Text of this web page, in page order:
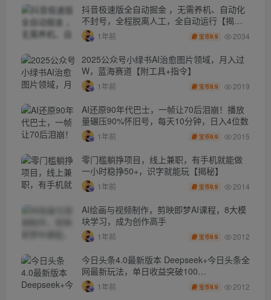
抖音极速版全自动掘金 ，无需养机、自动化
不封号，全程脱离人工，全自动运行【揭
秘】 1年前 宝币9.9 2034
2025公众号小绿书AI治愈图片领域，月入过
W，蓝海赛道【附工具+指令】
1年前 宝币9.9 2019
AI还原90年代巴士，一帧让70后泪崩！播放
量碾压90%怀旧号，每天10分钟，日入4位数
1年前 宝币9.9 2015
零门槛躺挣项目，线上兼职，有手机就能做
一小时稳挣50+，识字就能玩【揭秘】
1年前 宝币9.9 2014
AI绘画与视频制作，剪映即梦AI课程，8大模
块学习，成为创作高手
1年前 宝币9.9 2012
今日头条4.0最新版本 Deepseek+今日头条全
网最新玩法，单日收益突破100…
1年前 宝币9.9 2012